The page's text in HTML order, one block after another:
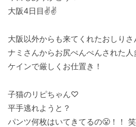
大阪4日目✌️✌️
大阪以外からも来てくれたおしりさ
ナミさんからお尻ぺんぺんされた
ケインで厳しくお仕置き！
子猫のリピちゃん♡
平手逃れようと？
パンツ何枚はいてきてるの😤！！ 笑